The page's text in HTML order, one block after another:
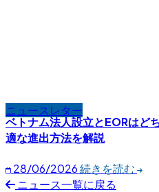
ニュースレター
ベトナム法人設立とEORはど
適な進出方法を解説
28/06/2026続きを読む
ニュース一覧に戻る